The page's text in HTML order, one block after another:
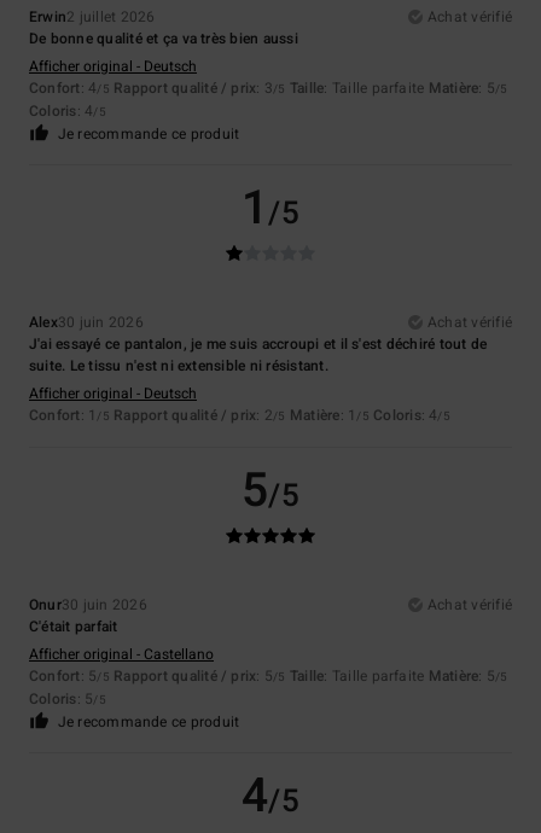
Erwin2 juillet 2026
Achat vérifié
De bonne qualité et ça va très bien aussi
Afficher original - Deutsch
Confort: 4/5 Rapport qualité / prix: 3/5 Taille: Taille parfaite Matière: 5/5
Coloris: 4/5
Je recommande ce produit
1/5
Alex30 juin 2026
Achat vérifié
J'ai essayé ce pantalon, je me suis accroupi et il s'est déchiré tout de
suite. Le tissu n'est ni extensible ni résistant.
Afficher original - Deutsch
Confort: 1 /5 Rapport qualité / prix: 2/5 Matière: 1 /5 Coloris: 4/5
5/5
Onur30 juin 2026
Achat vérifié
C'était parfait
Afficher original - Castellano
Confort: 5/5 Rapport qualité / prix: 5/5 Taille: Taille parfaite Matière: 5/5
Coloris: 5/5
Je recommande ce produit
4/5